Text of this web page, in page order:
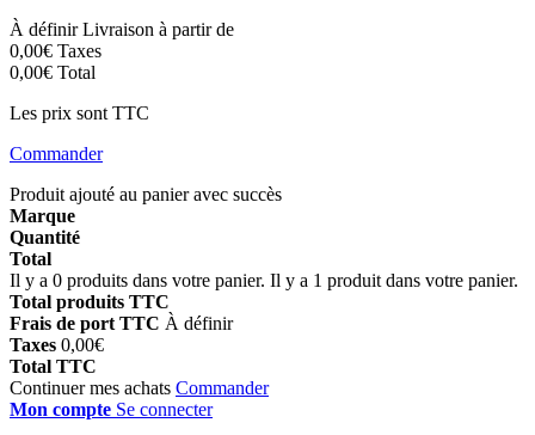
À définirLivraison à partir de
0,00€ Taxes
0,00€ Total
Les prix sont TTC
Commander
Produit ajouté au panier avec succès
Marque
Quantité
Total
Il y a 0 produits dans votre panier. Il y a 1 produit dans votre panier.
Total produits TTC
Frais de port TTC À définir
Taxes 0,00€
Total TTC
Continuer mes achats Commander
Mon compte Se connecter